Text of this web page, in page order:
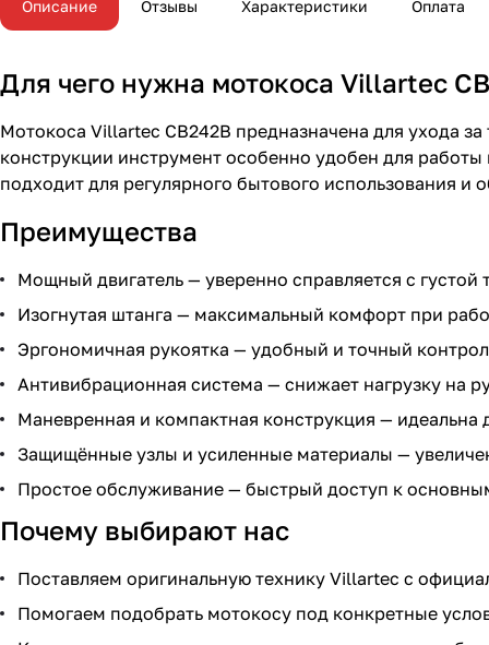
Описание Отзывы Характеристики Оплата
Для чего нужна мотокоса Villartec
Мотокоса Villartec CB242B предназначена для ухода
конструкции инструмент особенно удобен для
подходит для регулярного бытового использования и
Преимущества
Мощный двигатель — уверенно справляется с густой
Изогнутая штанга — максимальный комфорт при
Эргономичная рукоятка — удобный и точный
Антивибрационная система — снижает нагрузку на
Маневренная и компактная конструкция — идеальна
Защищённые узлы и усиленные материалы —
Простое обслуживание — быстрый доступ к
Почему выбирают нас
Поставляем оригинальную технику Villartec с
Помогаем подобрать мотокосу под конкретные